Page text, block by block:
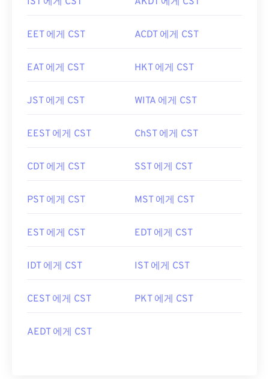
EET 에게 CST ACDT 에게 CST
EAT 에게 CST HKT 에게 CST
JST 에게 CST WITA 에게 CST
EEST 에게 CST ChST 에게 CST
CDT 에게 CST SST 에게 CST
PST 에게 CST MST 에게 CST
EST 에게 CST EDT 에게 CST
IDT 에게 CST IST 에게 CST
CEST 에게 CST PKT 에게 CST
AEDT 에게 CST